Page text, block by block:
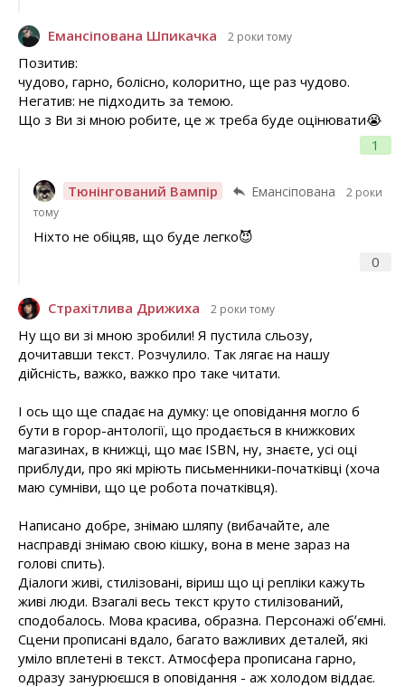
Емансіпована Шпикачка 2 роки тому
1
Позитив:
чудово, гарно, болісно, колоритно, ще раз чудово.
Негатив: не підходить за темою.
Що з Ви зі мною робите, це ж треба буде оцінювати😭
Тюнінгований Вампір Емансіпована
2 роки
тому
0
Ніхто не обіцяв, що буде легко😈
Страхітлива Дрижиха 2 роки тому
Ну що ви зі мною зробили! Я пустила сльозу,
дочитавши текст. Розчулило. Так лягає на нашу
дійсність, важко, важко про таке читати.
І ось що ще спадає на думку: це оповідання могло б
бути в горор-антології, що продається в книжкових
магазинах, в книжці, що має ISBN, ну, знаєте, усі оці
приблуди, про які мріють письменники-початківці (хоча
маю сумніви, що це робота початківця).
Написано добре, знімаю шляпу (вибачайте, але
насправді знімаю свою кішку, вона в мене зараз на
голові спить).
Діалоги живі, стилізовані, віриш що ці репліки кажуть
живі люди. Взагалі весь текст круто стилізований,
сподобалось. Мова красива, образна. Персонажі обʼємні.
Сцени прописані вдало, багато важливих деталей, які
уміло вплетені в текст. Атмосфера прописана гарно,
одразу занурюєшся в оповідання - аж холодом віддає.